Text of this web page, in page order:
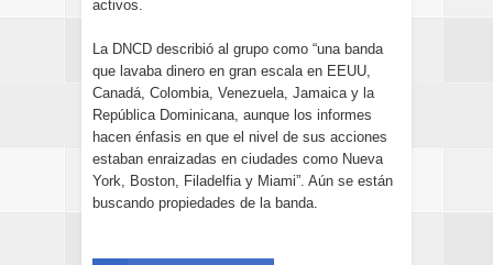
activos.
La DNCD describió al grupo como “una banda
que lavaba dinero en gran escala en EEUU,
Canadá, Colombia, Venezuela, Jamaica y la
República Dominicana, aunque los informes
hacen énfasis en que el nivel de sus acciones
estaban enraizadas en ciudades como Nueva
York, Boston, Filadelfia y Miami”. Aún se están
buscando propiedades de la banda.